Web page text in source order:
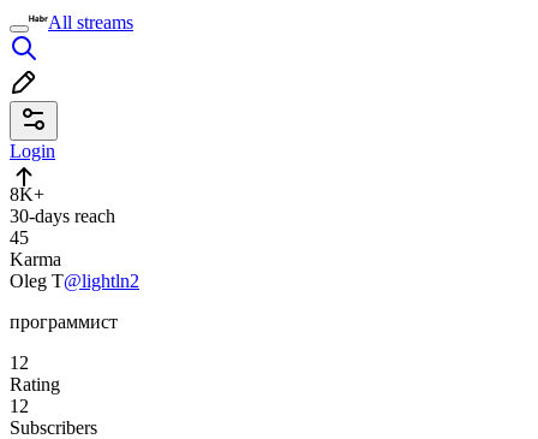
All streams
Login
8K+
30-days reach
45
Karma
Oleg T@lightln2
программист
12
Rating
12
Subscribers